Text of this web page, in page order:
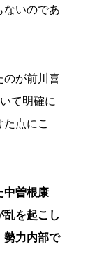
ないのであ
のが前川喜
て明確に
点にこ
中曽根康
を起こし
勢力内部で